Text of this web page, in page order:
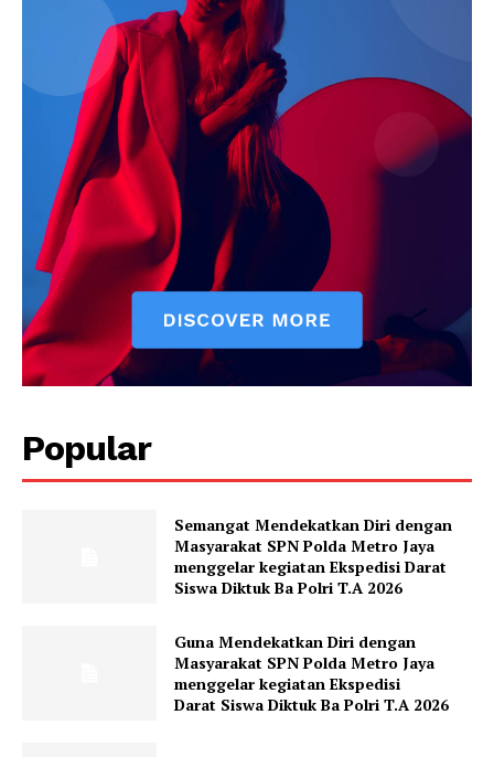
SUBSCRIBE NOW
Company
About
Contact us
Subscription Plans
My account
Popular
Semangat Mendekatkan Diri dengan
Masyarakat SPN Polda Metro Jaya
menggelar kegiatan Ekspedisi Darat
Siswa Diktuk Ba Polri T.A 2026
Guna Mendekatkan Diri dengan
Masyarakat SPN Polda Metro Jaya
menggelar kegiatan Ekspedisi
Darat Siswa Diktuk Ba Polri T.A 2026